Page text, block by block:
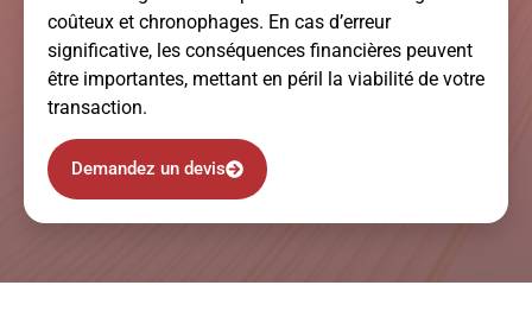
coûteux et chronophages. En cas d’erreur
significative, les conséquences financières peuvent
être importantes, mettant en péril la viabilité de votre
transaction.
Demandez un devis